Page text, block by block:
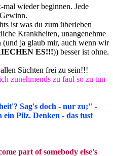
wieder beginnen. Jede
ist was du zum überleben
Krankheiten, unangenehme
ja glaub mir, auch wenn wir
ES!!!)) besser ist ohne.
Süchten frei zu sein!!!
zunehmends zu faul so zu tun
Sag's doch - nur zu;" -
Pilz. Denken - das tust
part of somebody else's